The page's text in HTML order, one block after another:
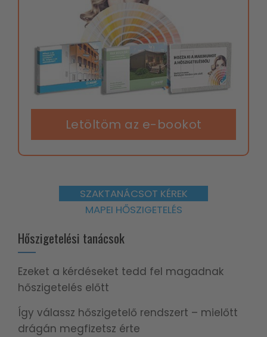
Letöltöm az e-bookot
SZAKTANÁCSOT KÉREK
MAPEI HŐSZIGETELÉS
Hőszigetelési tanácsok
Ezeket a kérdéseket tedd fel magadnak
hőszigetelés előtt
Így válassz hőszigetelő rendszert – mielőtt
drágán megfizetsz érte